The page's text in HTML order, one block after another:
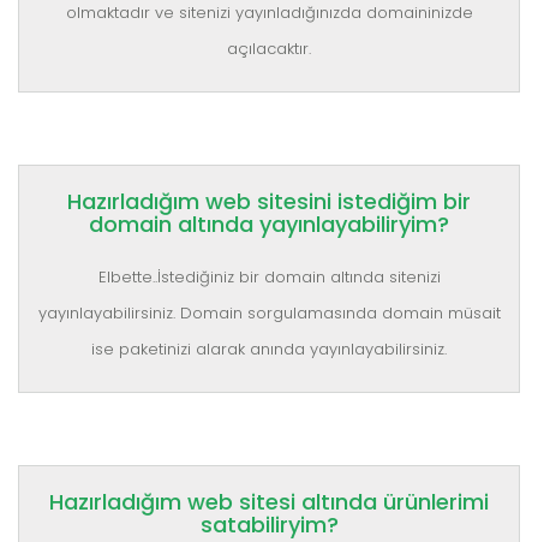
olmaktadır ve sitenizi yayınladığınızda domaininizde
açılacaktır.
Hazırladığım web sitesini istediğim bir
domain altında yayınlayabiliryim?
Elbette..İstediğiniz bir domain altında sitenizi
yayınlayabilirsiniz. Domain sorgulamasında domain müsait
ise paketinizi alarak anında yayınlayabilirsiniz.
Hazırladığım web sitesi altında ürünlerimi
satabiliryim?